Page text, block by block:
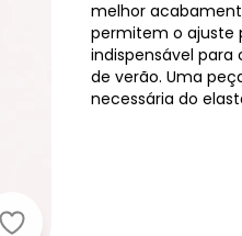
melhor
permitem o ajuste
indispensável
de verão. Uma
necessária do